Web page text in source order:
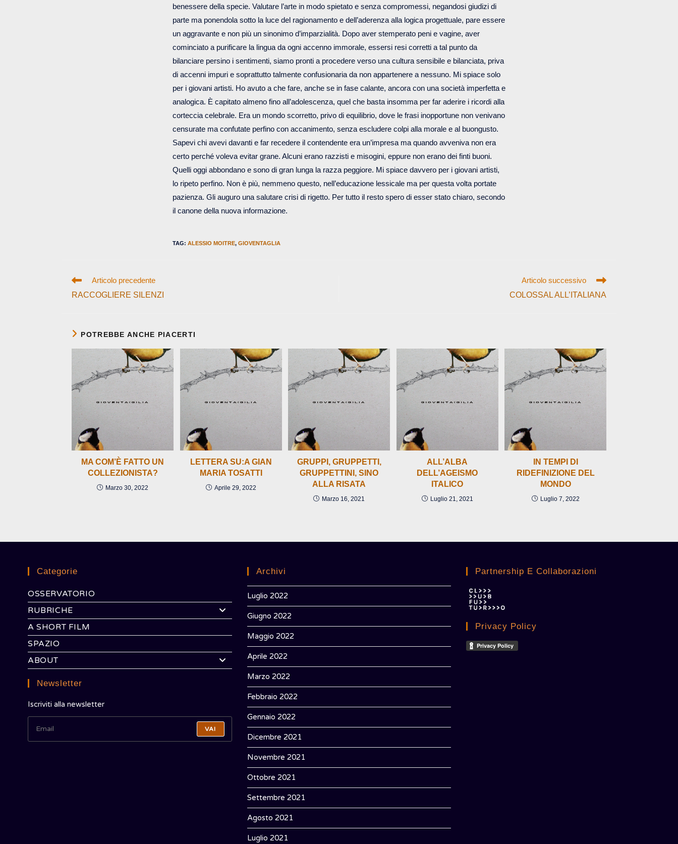
benessere della specie. Valutare l’arte in modo spietato e senza compromessi, negandosi giudizi di
parte ma ponendola sotto la luce del ragionamento e dell’aderenza alla logica progettuale, pare essere
un aggravante e non più un sinonimo d’imparzialità. Dopo aver stemperato peni e vagine, aver
cominciato a purificare la lingua da ogni accenno immorale, essersi resi corretti a tal punto da
bilanciare persino i sentimenti, siamo pronti a procedere verso una cultura sensibile e bilanciata, priva
di accenni impuri e soprattutto talmente confusionaria da non appartenere a nessuno. Mi spiace solo
per i giovani artisti. Ho avuto a che fare, anche se in fase calante, ancora con una società imperfetta e
analogica. È capitato almeno fino all’adolescenza, quel che basta insomma per far aderire i ricordi alla
corteccia celebrale. Era un mondo scorretto, privo di equilibrio, dove le frasi inopportune non venivano
censurate ma confutate perfino con accanimento, senza escludere colpi alla morale e al buongusto.
Sapevi chi avevi davanti e far recedere il contendente era un’impresa ma quando avveniva non era
certo perché voleva evitar grane. Alcuni erano razzisti e misogini, eppure non erano dei finti buoni.
Quelli oggi abbondano e sono di gran lunga la razza peggiore. Mi spiace davvero per i giovani artisti,
lo ripeto perfino. Non è più, nemmeno questo, nell’educazione lessicale ma per questa volta portate
pazienza. Gli auguro una salutare crisi di rigetto. Per tutto il resto spero di esser stato chiaro, secondo
il canone della nuova informazione.
TAG: ALESSIO MOITRE, GIOVENTAGLIA
Leggi
altri
articoli Articolo precedente
RACCOGLIERE SILENZI
Articolo successivo
COLOSSAL ALL’ITALIANA
POTREBBE ANCHE PIACERTI
MA COM’È FATTO UN
COLLEZIONISTA?
Marzo 30, 2022
LETTERA SU:A GIAN
MARIA TOSATTI
Aprile 29, 2022
GRUPPI, GRUPPETTI,
GRUPPETTINI, SINO
ALLA RISATA
Marzo 16, 2021
ALL’ALBA
DELL’AGEISMO
ITALICO
Luglio 21, 2021
IN TEMPI DI
RIDEFINIZIONE DEL
MONDO
Luglio 7, 2022
Categorie
OSSERVATORIO
RUBRICHE
A SHORT FILM
SPAZIO
ABOUT
Newsletter
Iscriviti alla newsletter
VAI
Archivi
Luglio 2022
Giugno 2022
Maggio 2022
Aprile 2022
Marzo 2022
Febbraio 2022
Gennaio 2022
Dicembre 2021
Novembre 2021
Ottobre 2021
Settembre 2021
Agosto 2021
Luglio 2021
Partnership E Collaborazioni
Privacy Policy